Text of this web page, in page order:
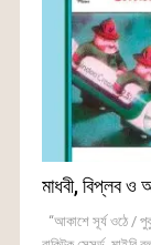
মাধবী, বিপ্লব ও
“আকাশে সূর্য ওঠে /